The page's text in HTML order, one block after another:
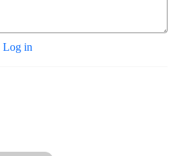
Log in